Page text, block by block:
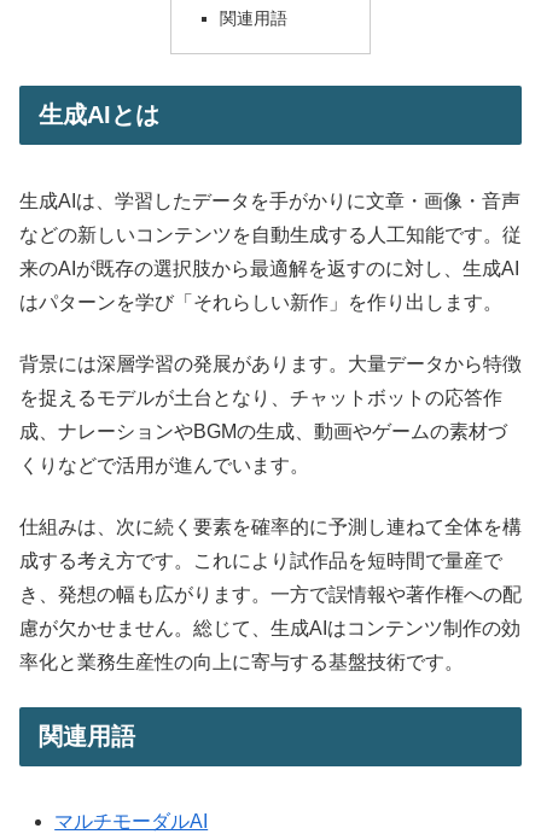
関連用語
生成AIとは
生成AIは、学習したデータを手がかりに文章・画像・音声
などの新しいコンテンツを自動生成する人工知能です。従
来のAIが既存の選択肢から最適解を返すのに対し、生成AI
はパターンを学び「それらしい新作」を作り出します。
背景には深層学習の発展があります。大量データから特徴
を捉えるモデルが土台となり、チャットボットの応答作
成、ナレーションやBGMの生成、動画やゲームの素材づ
くりなどで活用が進んでいます。
仕組みは、次に続く要素を確率的に予測し連ねて全体を構
成する考え方です。これにより試作品を短時間で量産で
き、発想の幅も広がります。一方で誤情報や著作権への配
慮が欠かせません。総じて、生成AIはコンテンツ制作の効
率化と業務生産性の向上に寄与する基盤技術です。
関連用語
マルチモーダルAI